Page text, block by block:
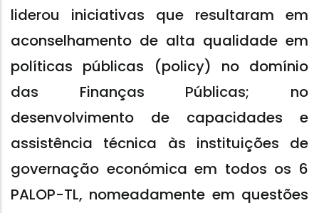
liderou iniciativas que resultaram em
aconselhamento de alta qualidade em
políticas públicas (policy) no domínio
das Finanças Públicas; no
desenvolvimento de capacidades e
assistência técnica às instituições de
governação económica em todos os 6
PALOP-TL, nomeadamente em questões